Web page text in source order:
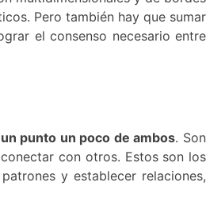
Pero también hay que sumar
el consenso necesario entre
punto un poco de ambos. Son
con otros. Estos son los
y establecer relaciones,